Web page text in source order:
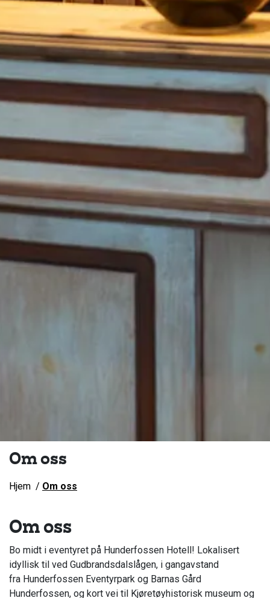
Om oss
Hjem Om oss
Om oss
Bo midt i eventyret på Hunderfossen Hotell! Lokalisert
idyllisk til ved Gudbrandsdalslågen, i gangavstand
fra Hunderfossen Eventyrpark og Barnas Gård
Hunderfossen, og kort vei til Kjøretøyhistorisk museum og